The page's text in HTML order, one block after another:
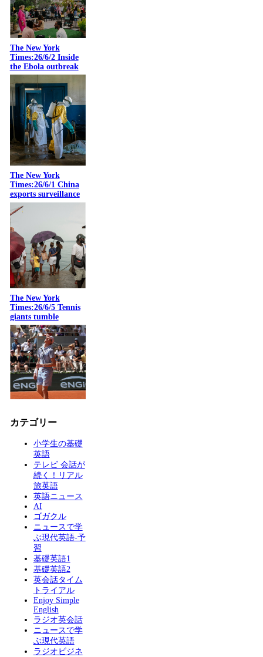
The New York
Times:26/6/2 Inside
the Ebola outbreak
The New York
Times:26/6/1 China
exports surveillance
The New York
Times:26/6/5 Tennis
giants tumble
カテゴリー
小学生の基礎
英語
テレビ 会話が
続く！リアル
旅英語
英語ニュース
AI
ゴガクル
ニュースで学
ぶ現代英語-予
習
基礎英語1
基礎英語2
英会話タイム
トライアル
Enjoy Simple
English
ラジオ英会話
ニュースで学
ぶ現代英語
ラジオビジネ